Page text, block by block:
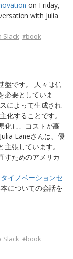
on Friday,
with Julia
Slack #book
盤です。 人々は信
必要としていま
によって生成され
化することです。
化し、コストが高
Laneさんは、優
張しています。
すためのアメリカ
イノベーションセ
についての会話を
Slack #book